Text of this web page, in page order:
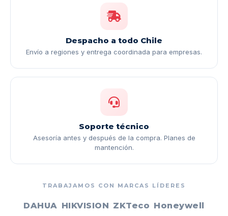
Despacho a todo Chile
Envío a regiones y entrega coordinada para empresas.
Soporte técnico
Asesoría antes y después de la compra. Planes de
mantención.
TRABAJAMOS CON MARCAS LÍDERES
DAHUA HIKVISION ZKTeco Honeywell